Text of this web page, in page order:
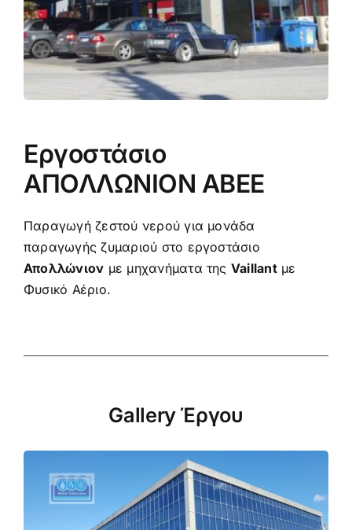
Eργοστάσιο
ΑΠΟΛΛΩΝΙΟΝ ΑΒΕΕ
Παραγωγή ζεστού νερού για μονάδα
παραγωγής ζυμαριού στο εργοστάσιο
Απολλώνιον με μηχανήματα της Vaillantμε
Φυσικό Αέριο.
Gallery Έργου